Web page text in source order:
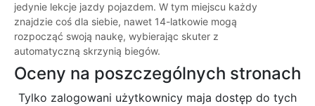
jedynie lekcje jazdy pojazdem. W tym miejscu każdy
znajdzie coś dla siebie, nawet 14-latkowie mogą
rozpocząć swoją naukę, wybierając skuter z
automatyczną skrzynią biegów.
Oceny na poszczególnych stronach
Tylko zalogowani użytkownicy maja dostęp do tych